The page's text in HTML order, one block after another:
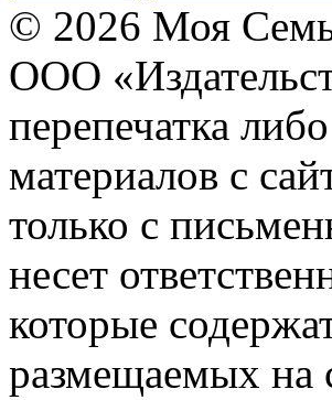
© 2026 Моя
ООО
перепечатка
материалов с
только с
несет
которые
размещаемых на